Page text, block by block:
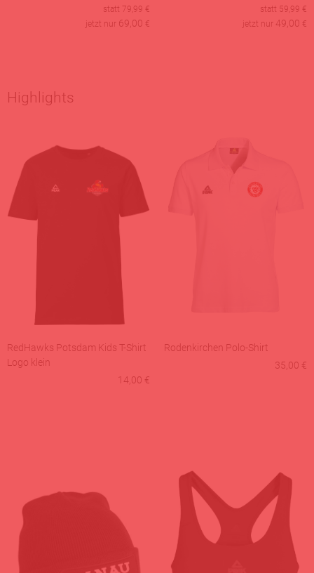
statt 79,99 €
jetzt nur 69,00 €
statt 59,99 €
jetzt nur 49,00 €
Highlights
RedHawks Potsdam Kids T-Shirt
Logo klein
14,00 €
Rodenkirchen Polo-Shirt
35,00 €